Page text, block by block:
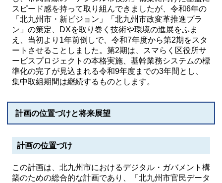
スピード感を持って取り組んできましたが、令和6年の
「北九州市・新ビジョン」「北九州市政変革推進プラ
ン」の策定、DXを取り巻く技術や環境の進展をふま
え、当初より1年前倒しで、令和7年度から第2期をスタ
ートさせることしました。第2期は、スマらく区役所サ
ービスプロジェクトの本格実施、基幹業務システムの標
準化の完了が見込まれる令和9年度までの3年間とし、
集中取組期間は継続するものとします。
計画の位置づけと将来展望
計画の位置づけ
この計画は、北九州市におけるデジタル・ガバメント構
築のための総合的な計画であり、「北九州市官民データ